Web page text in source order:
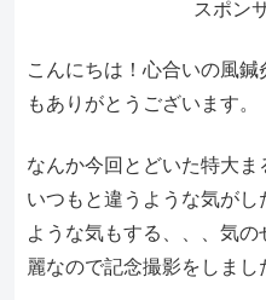
スポン
こんにちは！心合いの風
もありがとうございます。
なんか今回とどいた特大ま
いつもと違うような気が
ような気もする、、、気
麗なので記念撮影をしまし